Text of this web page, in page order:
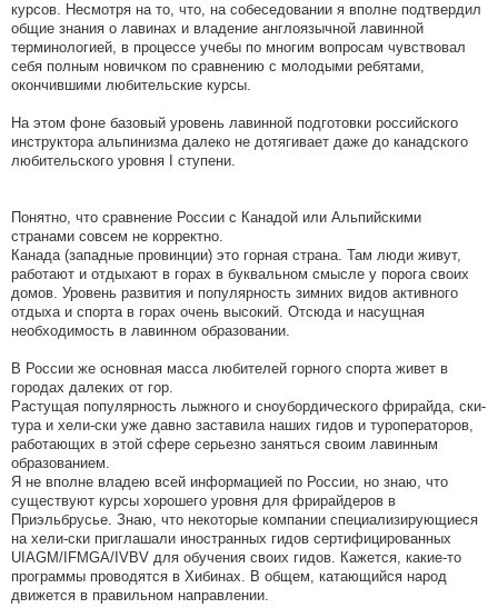
курсов. Несмотря на то, что, на собеседовании я вполне подтвердил
общие знания о лавинах и владение англоязычной лавинной
терминологией, в процессе учебы по многим вопросам чувствовал
себя полным новичком по сравнению с молодыми ребятами,
окончившими любительские курсы.
На этом фоне базовый уровень лавинной подготовки российского
инструктора альпинизма далеко не дотягивает даже до канадского
любительского уровня I ступени.
Понятно, что сравнение России с Канадой или Альпийскими
странами совсем не корректно.
Канада (западные провинции) это горная страна. Там люди живут,
работают и отдыхают в горах в буквальном смысле у порога своих
домов. Уровень развития и популярность зимних видов активного
отдыха и спорта в горах очень высокий. Отсюда и насущная
необходимость в лавинном образовании.
В России же основная масса любителей горного спорта живет в
городах далеких от гор.
Растущая популярность лыжного и сноубордического фрирайда, ски-
тура и хели-ски уже давно заставила наших гидов и туроператоров,
работающих в этой сфере серьезно заняться своим лавинным
образованием.
Я не вполне владею всей информацией по России, но знаю, что
существуют курсы хорошего уровня для фрирайдеров в
Приэльбрусье. Знаю, что некоторые компании специализирующиеся
на хели-ски приглашали иностранных гидов сертифицированных
UIAGM/IFMGA/IVBV для обучения своих гидов. Кажется, какие-то
программы проводятся в Хибинах. В общем, катающийся народ
движется в правильном направлении.